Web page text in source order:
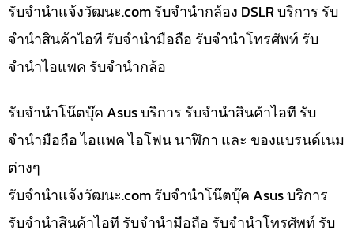
รับจํานําแจ้งวัฒนะ.com รับจำนำกล้อง DSLR บริการ รับ
จำนำสินค้าไอที รับจำนำมือถือ รับจำนำโทรศัพท์ รับ
จำนำไอแพค รับจำนำกล้อ
รับจำนำโน๊ตบุ๊ค Asus บริการ รับจำนำสินค้าไอที รับ
จำนำมือถือ ไอแพค ไอโฟน นาฬิกา และ ของแบรนด์เนม
ต่างๆ
รับจํานําแจ้งวัฒนะ.com รับจำนำโน๊ตบุ๊ค Asus บริการ
รับจำนำสินค้าไอที รับจำนำมือถือ รับจำนำโทรศัพท์ รับ